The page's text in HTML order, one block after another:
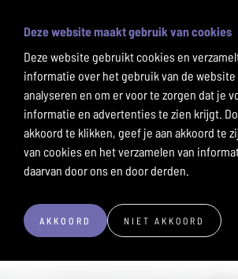
Deze website maakt gebruik van cookies
Deze website gebruikt cookies en
informatie over het gebruik van de website
analyseren en om er voor te zorgen dat je
informatie en advertenties te zien krijgt.
akkoord te klikken, geef je aan akkoord te
van cookies en het verzamelen van
daarvan door ons en door derden.
AKKOORD NIET AKKOORD